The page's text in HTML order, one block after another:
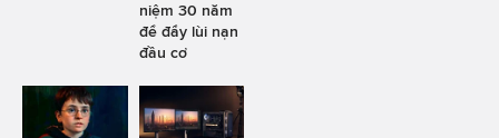
niệm 30 năm
để đẩy lùi nạn
đầu cơ